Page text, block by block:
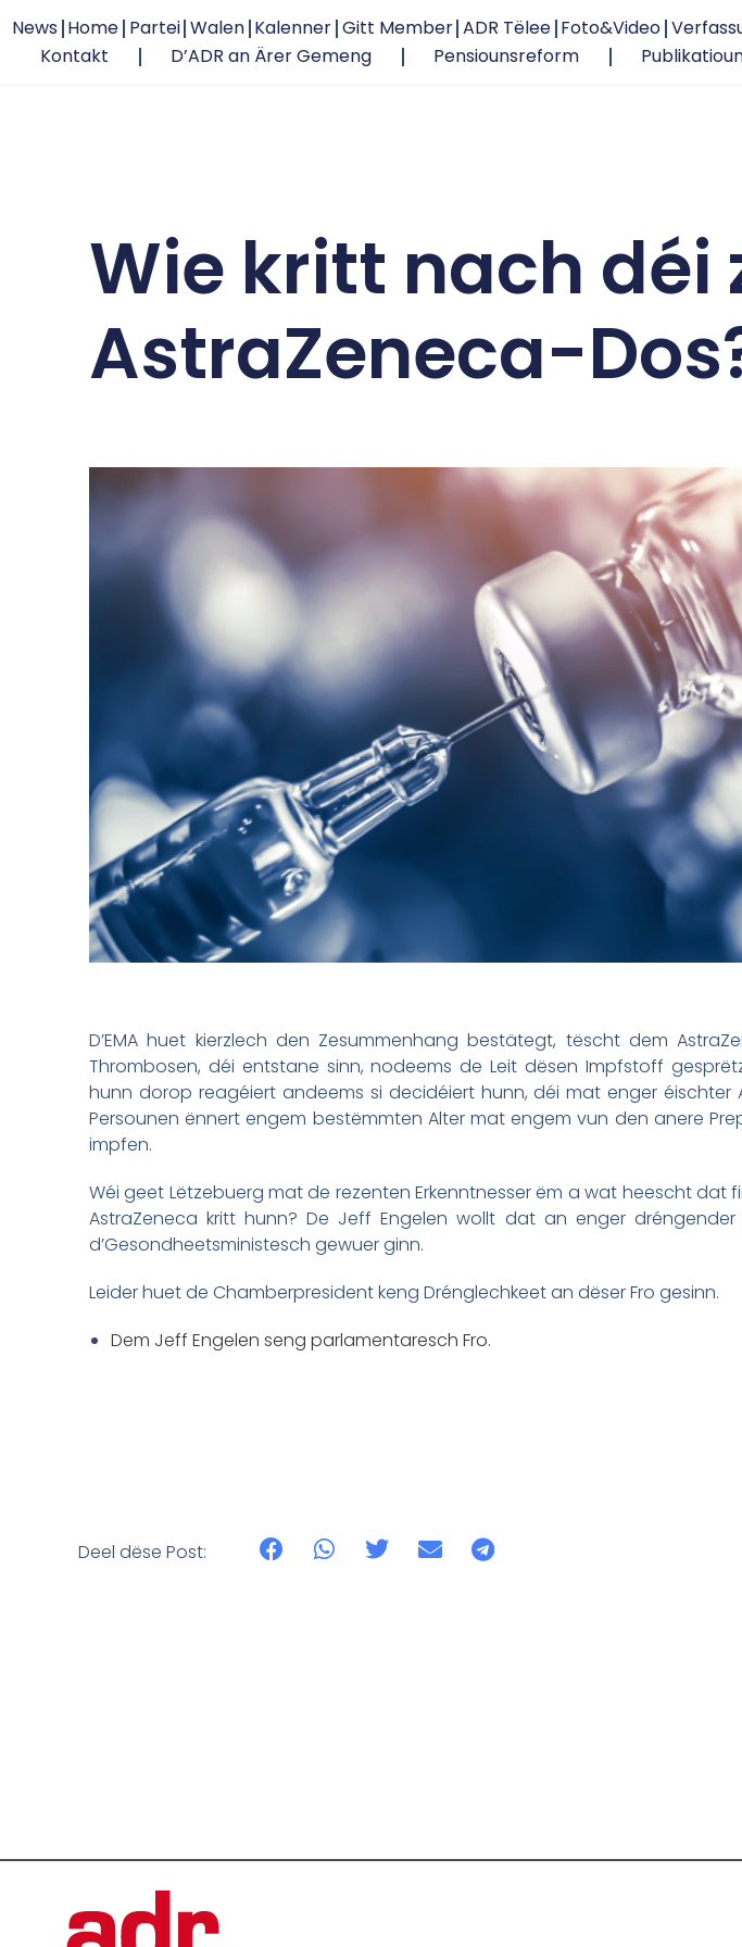
News Home Partei Walen Kalenner Gitt Member ADR Tëlee Foto&Video
Kontakt
D’ADR an Ärer Gemeng Pensiounsreform
Wie kritt nach déi
AstraZeneca-
D’EMA huet kierzlech den Zesummenhang bestätegt, tëscht dem
Thrombosen, déi entstane sinn, nodeems de Leit dësen Impfstoff
hunn dorop reagéiert andeems si decidéiert hunn, déi mat enger éischter
Persounen ënnert engem bestëmmten Alter mat engem vun den anere
impfen.
Wéi geet Lëtzebuerg mat de rezenten Erkenntnesser ëm a wat heescht dat
AstraZeneca kritt hunn? De Jeff Engelen wollt dat an enger dréngender
d’Gesondheetsministesch gewuer ginn.
Leider huet de Chamberpresident keng Drénglechkeet an dëser Fro gesinn.
Dem Jeff Engelen seng parlamentaresch Fro.
Deel dëse Post: